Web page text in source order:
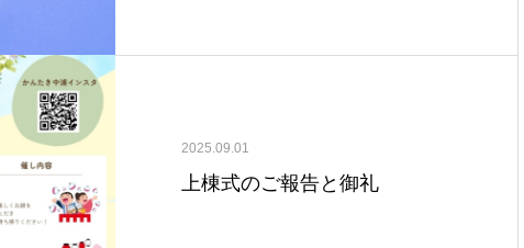
2025.09.01
上棟式のご報告と御礼